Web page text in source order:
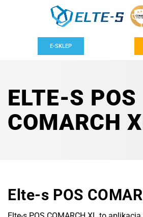
E-SKLEP
ELTE-S POS
COMARCH
Elte-s POS